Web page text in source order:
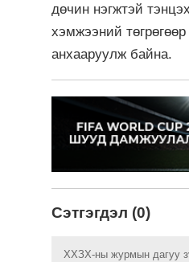
дөчин нэгжтэй
хэмжээний
анхааруулж байна.
Сэтгэгдэл (0)
ХХЗХ-ны журмын дагуу